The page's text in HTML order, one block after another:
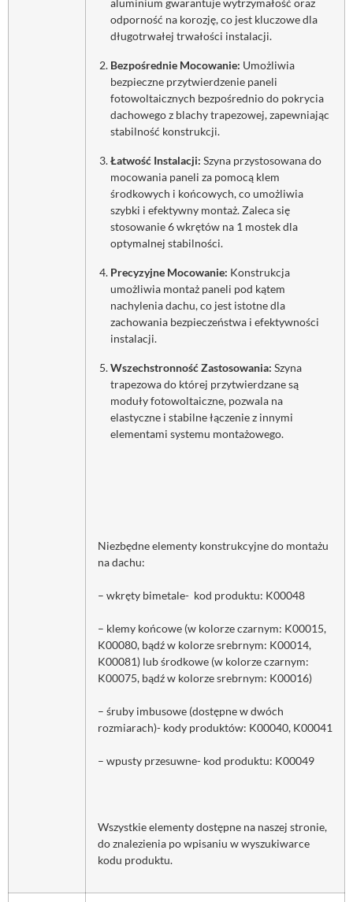
odporność na korozję, co jest kluczowe dla
długotrwałej trwałości instalacji.
Bezpośrednie Mocowanie: Umożliwia
bezpieczne przytwierdzenie paneli
fotowoltaicznych bezpośrednio do pokrycia
dachowego z blachy trapezowej, zapewniając
stabilność konstrukcji.
Łatwość Instalacji: Szyna przystosowana do
mocowania paneli za pomocą klem
środkowych i końcowych, co umożliwia
szybki i efektywny montaż. Zaleca się
stosowanie 6 wkrętów na 1 mostek dla
optymalnej stabilności.
Precyzyjne Mocowanie: Konstrukcja
umożliwia montaż paneli pod kątem
nachylenia dachu, co jest istotne dla
zachowania bezpieczeństwa i efektywności
instalacji.
Wszechstronność Zastosowania: Szyna
trapezowa do której przytwierdzane są
moduły fotowoltaiczne, pozwala na
elastyczne i stabilne łączenie z innymi
elementami systemu montażowego.
Niezbędne elementy konstrukcyjne do montażu
na dachu:
– wkręty bimetale- kod produktu: K00048
– klemy końcowe (w kolorze czarnym: K00015,
K00080, bądź w kolorze srebrnym: K00014,
K00081) lub środkowe (w kolorze czarnym:
K00075, bądź w kolorze srebrnym: K00016)
– śruby imbusowe (dostępne w dwóch
rozmiarach)- kody produktów: K00040, K00041
– wpusty przesuwne- kod produktu: K00049
Wszystkie elementy dostępne na naszej stronie,
do znalezienia po wpisaniu w wyszukiwarce
kodu produktu.